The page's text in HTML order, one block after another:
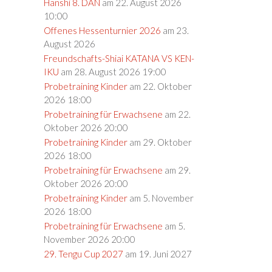
Hanshi 8. DAN am 22. August 2026
10:00
Offenes Hessenturnier 2026 am 23.
August 2026
Freundschafts-Shiai KATANA VS KEN-
IKU am 28. August 2026 19:00
Probetraining Kinderam 22. Oktober
2026 18:00
Probetraining für Erwachsene am 22.
Oktober 2026 20:00
Probetraining Kinderam 29. Oktober
2026 18:00
Probetraining für Erwachsene am 29.
Oktober 2026 20:00
Probetraining Kinderam 5. November
2026 18:00
Probetraining für Erwachsene am 5.
November 2026 20:00
29. Tengu Cup 2027 am 19. Juni 2027